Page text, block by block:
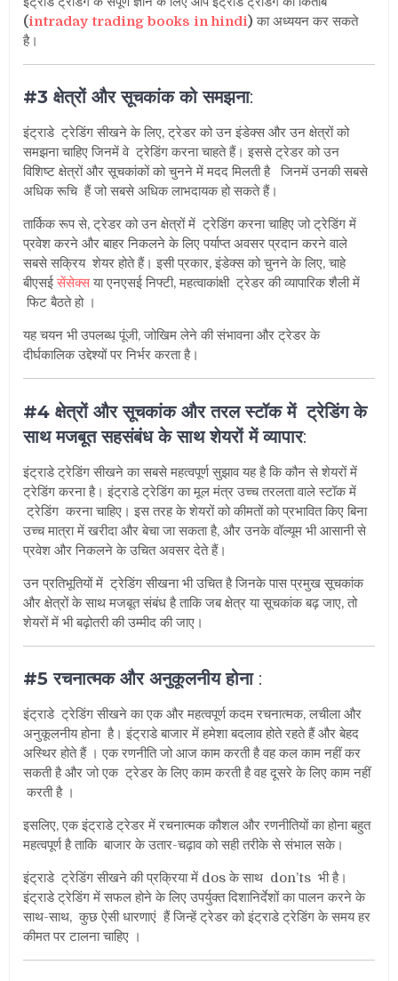
(intraday trading books in hindi) का अध्ययन कर सकते
है।
#3 क्षेत्रों और सूचकांक को समझना:
इंट्राडे ट्रेडिंग सीखने के लिए, ट्रेडर को उन इंडेक्स और उन क्षेत्रों को
समझना चाहिए जिनमें वे ट्रेडिंग करना चाहते हैं। इससे ट्रेडर को उन
विशिष्ट क्षेत्रों और सूचकांकों को चुनने में मदद मिलती है जिनमें उनकी सबसे
अधिक रूचि हैं जो सबसे अधिक लाभदायक हो सकते हैं।
तार्किक रूप से, ट्रेडर को उन क्षेत्रों में ट्रेडिंग करना चाहिए जो ट्रेडिंग में
प्रवेश करने और बाहर निकलने के लिए पर्याप्त अवसर प्रदान करने वाले
सबसे सक्रिय शेयर होते हैं। इसी प्रकार, इंडेक्स को चुनने के लिए, चाहे
बीएसईसेंसेक्सया एनएसई निफ्टी, महत्वाकांक्षी ट्रेडर की व्यापारिक शैली में
फिट बैठते हो ।
यह चयन भी उपलब्ध पूंजी, जोखिम लेने की संभावना और ट्रेडर के
दीर्घकालिक उद्देश्यों पर निर्भर करता है।
#4 क्षेत्रों और सूचकांक और तरल स्टॉक में ट्रेडिंग के
साथ मजबूत सहसंबंध के साथ शेयरों में व्यापार:
इंट्राडे ट्रेडिंग सीखने का सबसे महत्वपूर्ण सुझाव यह है कि कौन से शेयरों में
ट्रेडिंग करना है। इंट्राडे ट्रेडिंग का मूल मंत्र उच्च तरलता वाले स्टॉक में
ट्रेडिंग करना चाहिए। इस तरह के शेयरों को कीमतों को प्रभावित किए बिना
उच्च मात्रा में खरीदा और बेचा जा सकता है, और उनके वॉल्यूम भी आसानी से
प्रवेश और निकलने के उचित अवसर देते हैं।
उन प्रतिभूतियों में ट्रेडिंग सीखना भी उचित है जिनके पास प्रमुख सूचकांक
और क्षेत्रों के साथ मजबूत संबंध है ताकि जब क्षेत्र या सूचकांक बढ़ जाए, तो
शेयरों में भी बढ़ोतरी की उम्मीद की जाए।
#5 रचनात्मक और अनुकूलनीय होना :
इंट्राडे ट्रेडिंग सीखने का एक और महत्वपूर्ण कदम रचनात्मक, लचीला और
अनुकूलनीय होना है। इंट्राडे बाजार में हमेशा बदलाव होते रहते हैं और बेहद
अस्थिर होते हैं । एक रणनीति जो आज काम करती है वह कल काम नहीं कर
सकती है और जो एक ट्रेडर के लिए काम करती है वह दूसरे के लिए काम नहीं
करती है ।
इसलिए, एक इंट्राडे ट्रेडर में रचनात्मक कौशल और रणनीतियों का होना बहुत
महत्वपूर्ण है ताकि बाजार के उतार-चढ़ाव को सही तरीके से संभाल सके।
इंट्राडे ट्रेडिंग सीखने की प्रक्रिया में dos के साथ don’ts भी है।
इंट्राडे ट्रेडिंग में सफल होने के लिए उपर्युक्त दिशानिर्देशों का पालन करने के
साथ-साथ, कुछ ऐसी धारणाएं हैं जिन्हें ट्रेडर को इंट्राडे ट्रेडिंग के समय हर
कीमत पर टालना चाहिए ।